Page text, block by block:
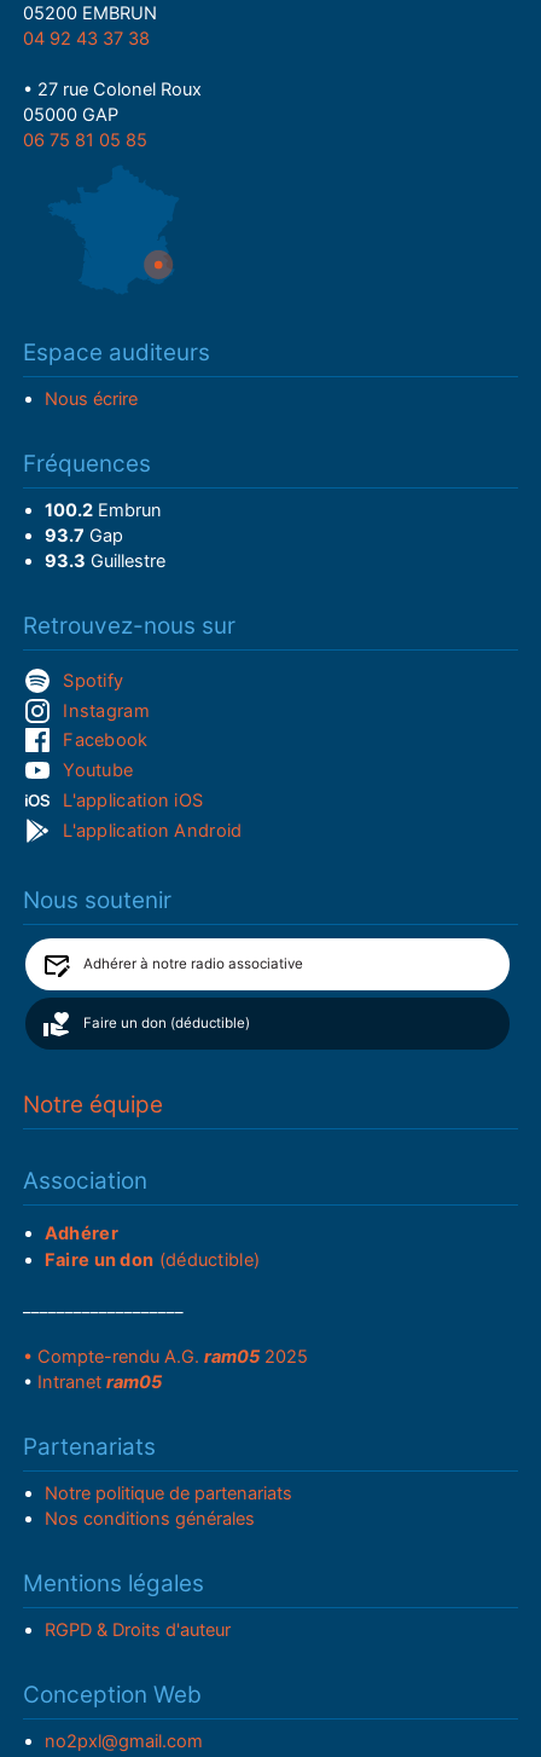
05200 EMBRUN
04 92 43 37 38
• 27 rue Colonel Roux
05000 GAP
06 75 81 05 85
Espace auditeurs
Nous écrire
Fréquences
100.2Embrun
93.7 Gap
93.3 Guillestre
Retrouvez-nous sur
Spotify
Instagram
Facebook
Youtube
L'application iOS
L'application Android
Nous soutenir
Adhérer à notre radio associative
Faire un don (déductible)
Notre équipe
Association
Adhérer
Faire un don (déductible)
• Compte-rendu A.G.ram05 2025
• Intranetram05
Partenariats
Notre politique de partenariats
Nos conditions générales
Mentions légales
RGPD & Droits d'auteur
Conception Web
no2pxl@gmail.com